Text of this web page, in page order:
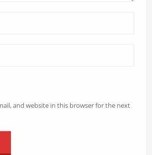
and website in this browser for the next